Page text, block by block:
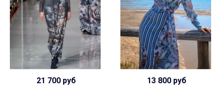
21 700 руб 13 800 руб